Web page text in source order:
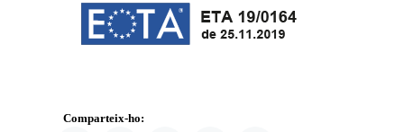
Comparteix-ho: